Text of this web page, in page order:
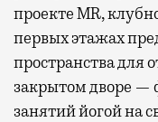
проекте MR,
первых этажах
пространства для
закрытом дворе —
занятий йогой на